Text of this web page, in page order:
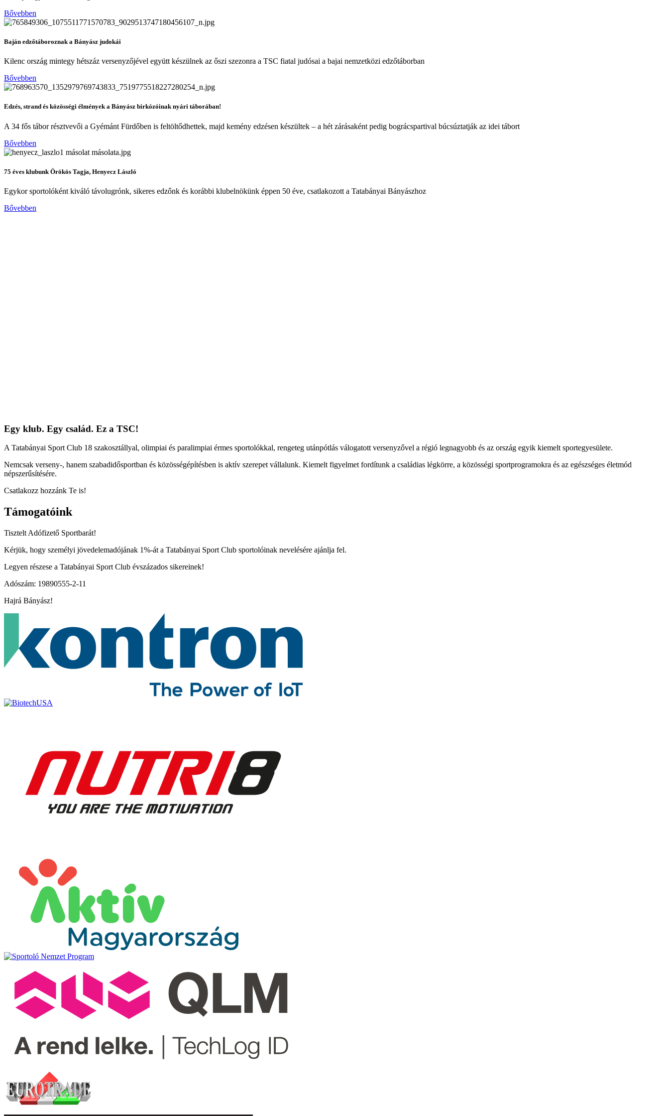
Bővebben
Baján edzőtáboroznak a Bányász judokái
Kilenc ország mintegy hétszáz versenyzőjével együtt készülnek az őszi szezonra a TSC fiatal judósai a bajai nemzetközi edzőtáborban
Bővebben
Edzés, strand és közösségi élmények a Bányász birkózóinak nyári táborában!
A 34 fős tábor résztvevői a Gyémánt Fürdőben is feltöltődhettek, majd kemény edzésen készültek – a hét zárásaként pedig bográcspartival búcsúztatják az idei tábort
Bővebben
75 éves klubunk Örökös Tagja, Henyecz László
Egykor sportolóként kiváló távolugrónk, sikeres edzőnk és korábbi klubelnökünk éppen 50 éve, csatlakozott a Tatabányai Bányászhoz
Bővebben
Egy klub. Egy család. Ez a TSC!
A Tatabányai Sport Club 18 szakosztállyal, olimpiai és paralimpiai érmes sportolókkal, rengeteg utánpótlás válogatott versenyzővel a régió legnagyobb és az ország egyik kiemelt sportegyesülete.
Nemcsak verseny-, hanem szabadidősportban és közösségépítésben is aktív szerepet vállalunk. Kiemelt figyelmet fordítunk a családias légkörre, a közösségi sportprogramokra és az egészséges életmód
népszerűsítésére.
Csatlakozz hozzánk Te is!
Támogatóink
Tisztelt Adófizető Sportbarát!
Kérjük, hogy személyi jövedelemadójának 1%-át a Tatabányai Sport Club sportolóinak nevelésére ajánlja fel.
Legyen részese a Tatabányai Sport Club évszázados sikereinek!
Adószám: 19890555-2-11
Hajrá Bányász!